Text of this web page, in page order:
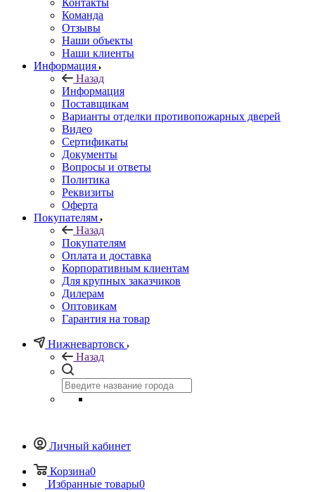
Контакты
Команда
Отзывы
Наши объекты
Наши клиенты
Информация
Назад
Информация
Поставщикам
Варианты отделки противопожарных дверей
Видео
Сертификаты
Документы
Вопросы и ответы
Политика
Реквизиты
Оферта
Покупателям
Назад
Покупателям
Оплата и доставка
Корпоративным клиентам
Для крупных заказчиков
Дилерам
Оптовикам
Гарантия на товар
Нижневартовск
Назад
Личный кабинет
Корзина0
Избранные товары0